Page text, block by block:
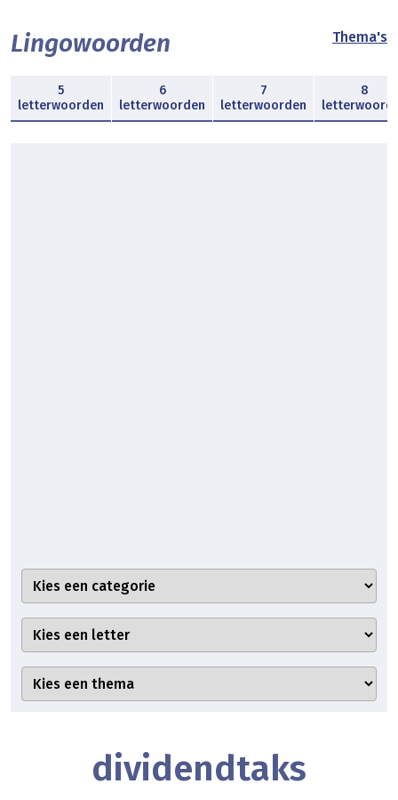
Lingowoorden Thema's
5
letterwoorden
6
letterwoorden
7
letterwoorden
8
dividendtaks